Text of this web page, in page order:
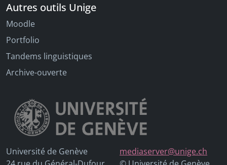
Autres outils Unige
Moodle
Portfolio
Tandems linguistiques
Archive-ouverte
Université de Genève
mediaserver@unige.ch